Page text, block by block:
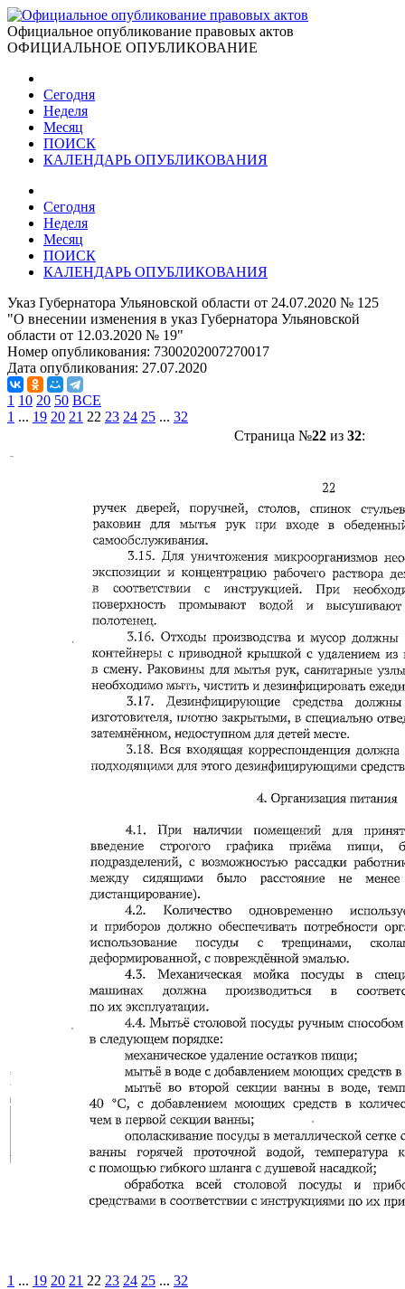
Официальное опубликование правовых актов
ОФИЦИАЛЬНОЕ ОПУБЛИКОВАНИЕ
Сегодня
Неделя
Месяц
ПОИСК
КАЛЕНДАРЬ ОПУБЛИКОВАНИЯ
Сегодня
Неделя
Месяц
ПОИСК
КАЛЕНДАРЬ ОПУБЛИКОВАНИЯ
Указ Губернатора Ульяновской области от 24.07.2020 № 125
"О внесении изменения в указ Губернатора Ульяновской
области от 12.03.2020 № 19"
Номер опубликования: 7300202007270017
Дата опубликования: 27.07.2020
1 10 20 50 ВСЕ
1 ... 19 20 21 22 23 24 25 ... 32
Страница №22из 32:
1 ... 19 20 21 22 23 24 25 ... 32